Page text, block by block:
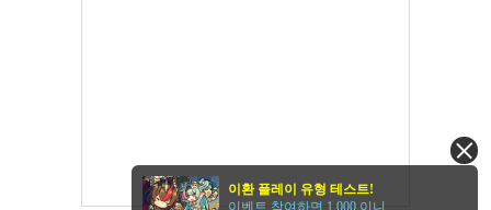
이환 플레이 유형 테스트!
이벤트 참여하면 1,000 이니